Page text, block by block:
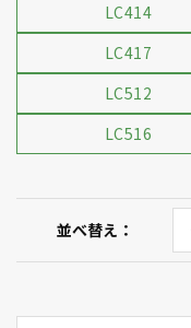
LC414
LC417
LC512
LC516
並べ替え